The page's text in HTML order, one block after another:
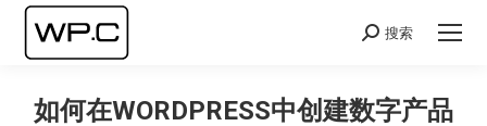
Search:
搜索
如何在WORDPRESS中创建数字产品